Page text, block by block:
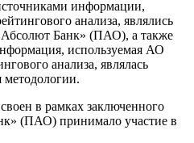
информации,
анализа, являлись
Банк» (ПАО), а также
используемая АО
анализа, являлась
методологии.
в рамках заключенного
(ПАО) принимало участие в